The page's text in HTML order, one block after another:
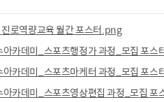
로역량교육 월간 포스터.png
아카데미_스포츠행정가 과정_모집 포스
아카데미_스포츠마케터 과정_모집 포스
아카데미_스포츠영상편집 과정_모집 포